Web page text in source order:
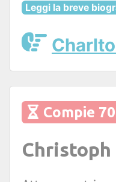
Leggi la breve
Compie
Christoph